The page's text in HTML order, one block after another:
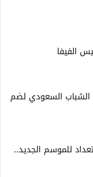
الفيفا
السعودي لضم
للموسم الجديد..